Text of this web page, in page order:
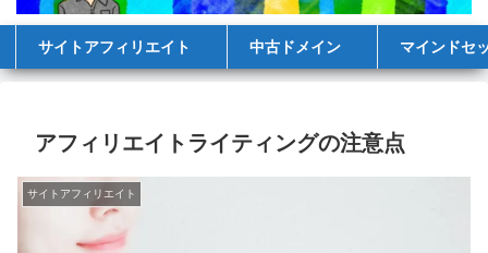
サイトアフィリエイト 中古ドメイン マインドセ
アフィリエイトライティングの注意点
サイトアフィリエイト